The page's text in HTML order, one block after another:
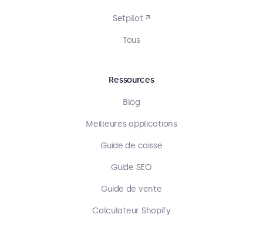
Setpilot ↗
Tous
Ressources
Blog
Meilleures applications
Guide de caisse
Guide SEO
Guide de vente
Calculateur Shopify